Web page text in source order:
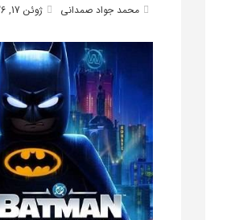
محمد جواد صمدانی ژوئن 17, 2026